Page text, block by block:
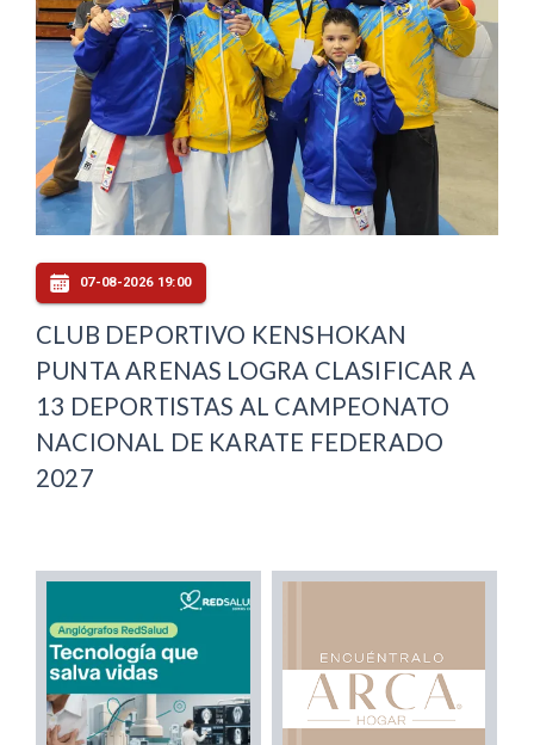
07-08-2026 19:00
CLUB DEPORTIVO KENSHOKAN
PUNTA ARENAS LOGRA CLASIFICAR A
13 DEPORTISTAS AL CAMPEONATO
NACIONAL DE KARATE FEDERADO
2027